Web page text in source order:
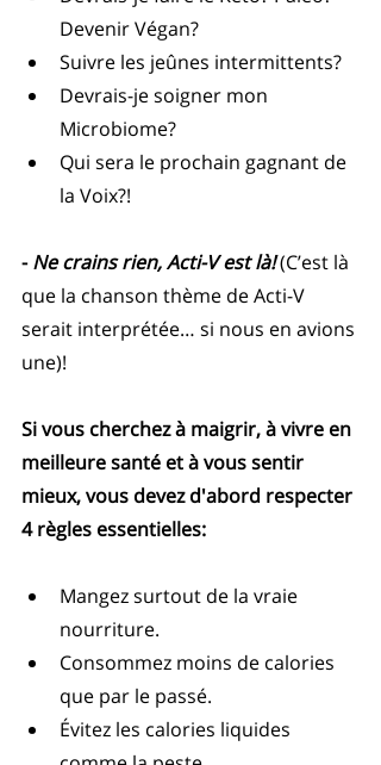
Devenir Végan?
Suivre les jeûnes intermittents?
Devrais-je soigner mon
Microbiome?
Qui sera le prochain gagnant de
la Voix?!
- Ne crains rien, Acti-V est là! (C’est là
que la chanson thème de Acti-V
serait interprétée… si nous en avions
une)!
Si vous cherchez à maigrir, à vivre en
meilleure santé et à vous sentir
mieux, vous devez d'abord respecter
4 règles essentielles:
Mangez surtout de la vraie
nourriture.
Consommez moins de calories
que par le passé.
Évitez les calories liquides